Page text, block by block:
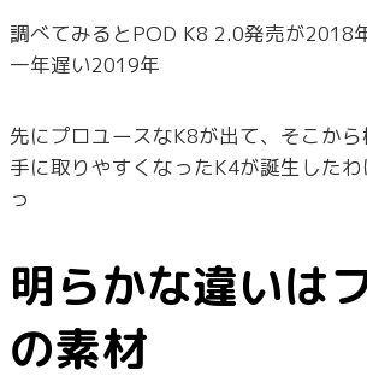
調べてみるとPOD K8 2.0発売が2018
一年遅い2019年
先にプロユースなK8が出て、そこか
手に取りやすくなったK4が誕生した
っ
明らかな違いは
の素材